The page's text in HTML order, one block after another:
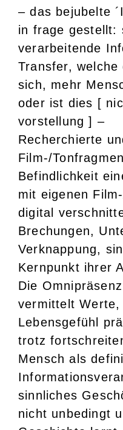
– das bejubelte
in frage gestellt:
verarbeitende
Transfer, welche
sich, mehr
oder ist dies [
vorstellung ] –
Recherchierte
Film-/
Befindlichkeit
mit eigenen
digital
Brechungen,
Verknappung,
Kernpunkt ihrer
Die
vermittelt Werte,
Lebensgefühl
trotz
Mensch als
sinnliches
nicht unbedingt